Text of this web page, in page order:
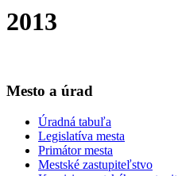
2013
Mesto a úrad
Úradná tabuľa
Legislatíva mesta
Primátor mesta
Mestské zastupiteľstvo